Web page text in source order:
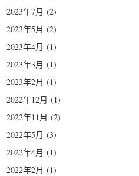
2023年7月 (2)
2023年5月 (2)
2023年4月 (1)
2023年3月 (1)
2023年2月 (1)
2022年12月 (1)
2022年11月 (2)
2022年5月 (3)
2022年4月 (1)
2022年2月 (1)